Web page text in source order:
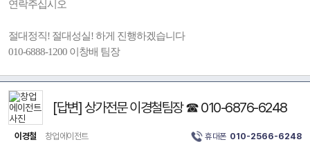
연락주십시오
절대정직! 절대성실! 하게 진행하겠습니다
010-6888-1200 이창배 팀장
[답변] 상가전문 이경철팀장 ☎ 010-6876-6248
이경철 창업에이전트 휴대폰 010-2566-6248